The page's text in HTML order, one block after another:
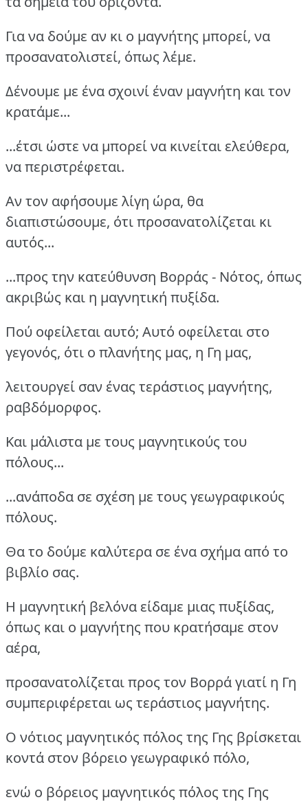
Για να δούμε αν κι ο μαγνήτης μπορεί, να
προσανατολιστεί, όπως λέμε.
Δένουμε με ένα σχοινί έναν μαγνήτη και τον
κρατάμε...
...έτσι ώστε να μπορεί να κινείται ελεύθερα,
να περιστρέφεται.
Αν τον αφήσουμε λίγη ώρα, θα
διαπιστώσουμε, ότι προσανατολίζεται κι
αυτός...
...προς την κατεύθυνση Βορράς - Νότος, όπως
ακριβώς και η μαγνητική πυξίδα.
Πού οφείλεται αυτό; Αυτό οφείλεται στο
γεγονός, ότι ο πλανήτης μας, η Γη μας,
λειτουργεί σαν ένας τεράστιος μαγνήτης,
ραβδόμορφος.
Και μάλιστα με τους μαγνητικούς του
πόλους...
...ανάποδα σε σχέση με τους γεωγραφικούς
πόλους.
Θα το δούμε καλύτερα σε ένα σχήμα από το
βιβλίο σας.
Η μαγνητική βελόνα είδαμε μιας πυξίδας,
όπως και ο μαγνήτης που κρατήσαμε στον
αέρα,
προσανατολίζεται προς τον Βορρά γιατί η Γη
συμπεριφέρεται ως τεράστιος μαγνήτης.
Ο νότιος μαγνητικός πόλος της Γης βρίσκεται
κοντά στον βόρειο γεωγραφικό πόλο,
ενώ ο βόρειος μαγνητικός πόλος της Γης